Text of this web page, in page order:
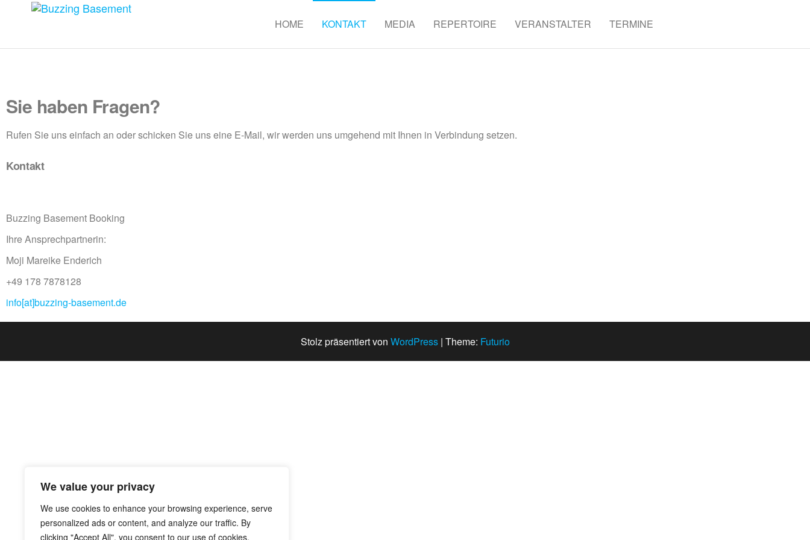
We value your privacy
We use cookies to enhance your browsing experience, serve
personalized ads or content, and analyze our traffic. By
clicking "Accept All", you consent to our use of cookies.
HOME KONTAKT MEDIA REPERTOIRE VERANSTALTER TERMINE
Sie haben Fragen?
Rufen Sie uns einfach an oder schicken Sie uns eine E-Mail, wir werden uns umgehend mit Ihnen in Verbindung setzen.
Kontakt
Buzzing Basement Booking
Ihre Ansprechpartnerin:
Moji Mareike Enderich
+49 178 7878128
info[at]buzzing-basement.de
Stolz präsentiert von WordPress | Theme: Futurio